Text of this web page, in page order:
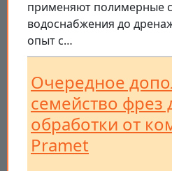
применяют полимерные
водоснабжения до
опыт с…
Очередное
семейство фрез
обработки от
Pramet